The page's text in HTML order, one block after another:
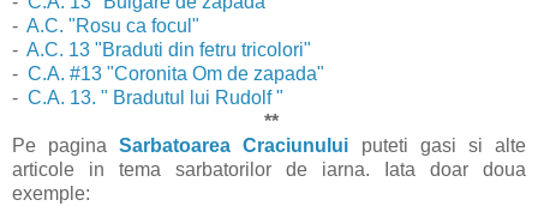
- A.C. "Rosu ca focul"
- A.C. 13 "Braduti din fetru tricolori"
- C.A. #13 "Coronita Om de zapada"
- C.A. 13. " Bradutul lui Rudolf "
**
Pe pagina
Sarbatoarea Craciunului puteti gasi si alte
articole in tema
sarbatorilor de iarna. Iata doar doua
exemple: